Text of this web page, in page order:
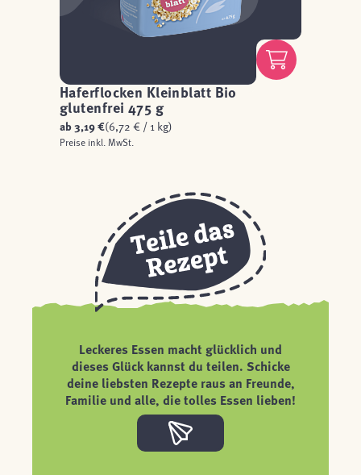
Haferflocken Kleinblatt Bio
glutenfrei 475 g
ab3,19 €(6,72 € / 1 kg)
Preise inkl. MwSt.
Leckeres Essen macht glücklich und
dieses Glück kannst du teilen. Schicke
deine liebsten Rezepte raus an Freunde,
Familie und alle, die tolles Essen lieben!